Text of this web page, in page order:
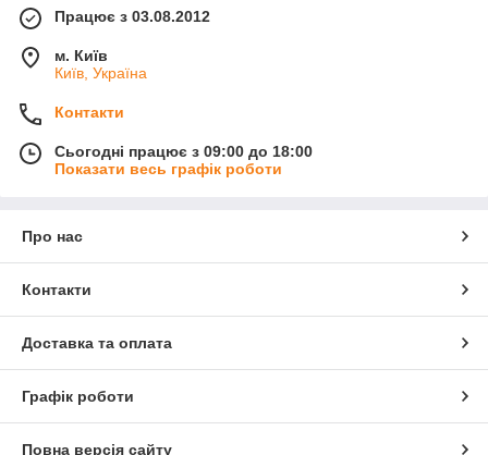
Працює з 03.08.2012
м. Київ
Київ, Україна
Контакти
Сьогодні працює з 09:00 до 18:00
Показати весь графік роботи
Про нас
Контакти
Доставка та оплата
Графік роботи
Повна версія сайту